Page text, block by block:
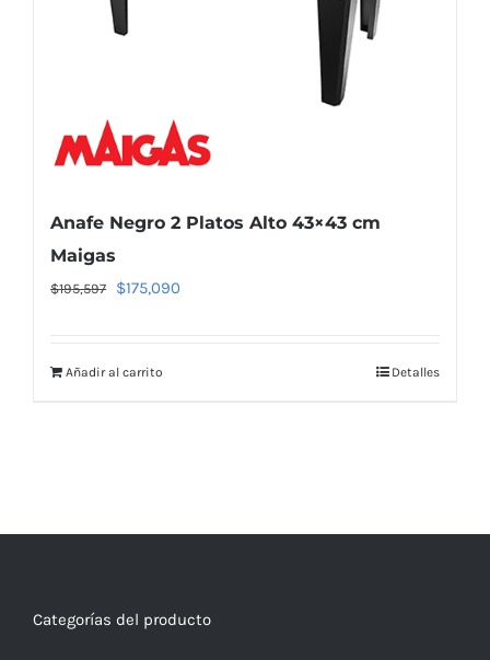
Anafe Negro 2 Platos Alto 43×43 cm
Maigas
$195,597
El
era:
$175,090
Añadir al carrito Detalles
Categorías del producto